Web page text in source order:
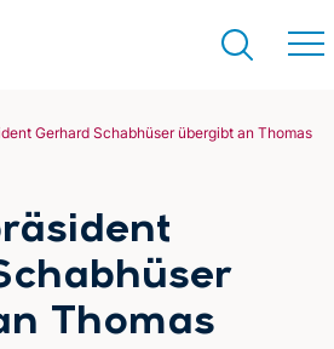
Gerhard Schabhüser übergibt an Thomas
Thomas